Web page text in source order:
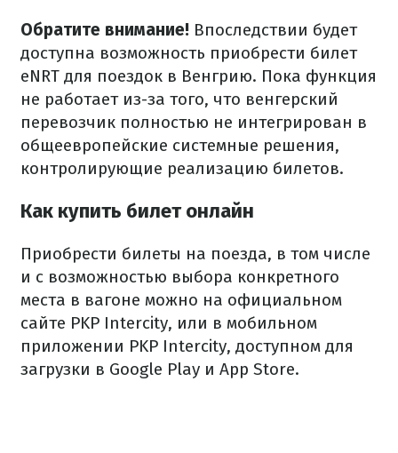
Обратите внимание! Впоследствии будет
доступна возможность приобрести билет
eNRT для поездок в Венгрию. Пока функция
не работает из-за того, что венгерский
перевозчик полностью не интегрирован в
общеевропейские системные решения,
контролирующие реализацию билетов.
Как купить билет онлайн
Приобрести билеты на поезда, в том числе
и с возможностью выбора конкретного
места в вагоне можно на официальном
сайте PKP Intercity, или в мобильном
приложении PKP Intercity, доступном для
загрузки в Google Play и App Store.